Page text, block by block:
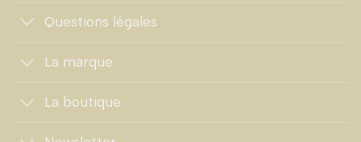
Questions légales
La marque
La boutique